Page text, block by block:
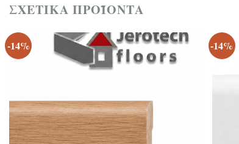
ΣΧΕΤΙΚΆ ΠΡΟΪΌΝΤΑ
-14% -14%